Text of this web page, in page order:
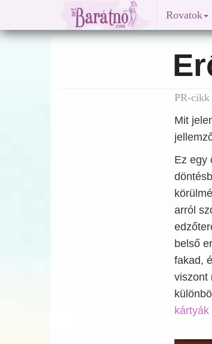
Rovatok
PR-
Mit
Ez egy
arról
belső
fakad,
viszont
kártyák